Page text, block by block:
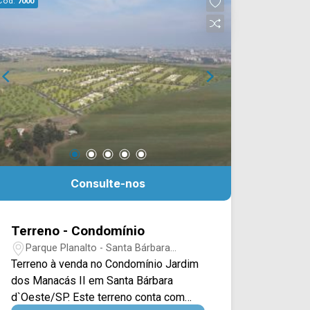
- Presente em cada mudança!
Consulte-nos
Terreno - Condomínio
Parque Planalto - Santa Bárbara
D`Oeste/SP
Terreno à venda no Condomínio Jardim
dos Manacás II em Santa Bárbara
d`Oeste/SP. Este terreno conta com